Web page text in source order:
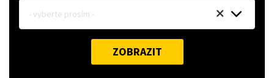
- vyberte prosím -
ZOBRAZIT